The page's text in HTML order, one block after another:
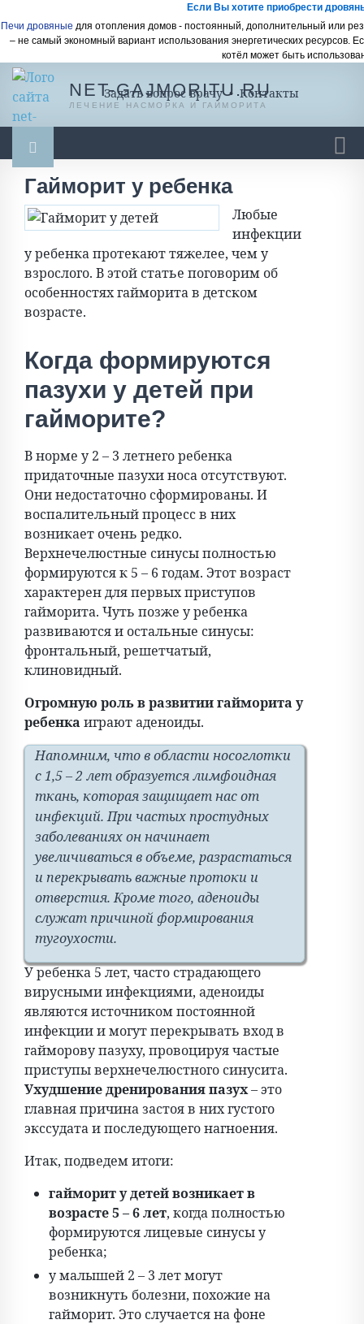
Если Вы хотите приобрести
Печи дровяные для отопления домов - постоянный, дополнительный или
– не самый экономный вариант использования энергетических ресурсов.
котёл может быть
NET-GAJMORITU.RU
ЛЕЧЕНИЕ НАСМОРКА И ГАЙМОРИТА
Задать вопрос врачу•Контакты
Гайморит Насморк Насморк у ребенка
Ингаляции Масло, мази, бальзамы
Промывание носа Спреи и капли Разное
Гайморит у ребенка
Любые
инфекции
у ребенка протекают тяжелее, чем у
взрослого. В этой статье поговорим об
особенностях гайморита в детском
возрасте.
Когда формируются
пазухи у детей при
гайморите?
В норме у 2 – 3 летнего ребенка
придаточные пазухи носа отсутствуют.
Они недостаточно сформированы. И
воспалительный процесс в них
возникает очень редко.
Верхнечелюстные синусы полностью
формируются к 5 – 6 годам. Этот возраст
характерен для первых приступов
гайморита. Чуть позже у ребенка
развиваются и остальные синусы:
фронтальный, решетчатый,
клиновидный.
Огромную роль в развитии гайморита у
ребенка играют аденоиды.
Напомним, что в области носоглотки
с 1,5 – 2 лет образуется лимфоидная
ткань, которая защищает нас от
инфекций. При частых простудных
заболеваниях он начинает
увеличиваться в объеме, разрастаться
и перекрывать важные протоки и
отверстия. Кроме того, аденоиды
служат причиной формирования
тугоухости.
У ребенка 5 лет, часто страдающего
вирусными инфекциями, аденоиды
являются источником постоянной
инфекции и могут перекрывать вход в
гайморову пазуху, провоцируя частые
приступы верхнечелюстного синусита.
Ухудшение дренирования пазух– это
главная причина застоя в них густого
экссудата и последующего нагноения.
Итак, подведем итоги:
гайморит у детей возникает в
возрасте 5 – 6 лет, когда полностью
формируются лицевые синусы у
ребенка;
у малышей 2 – 3 лет могут
возникнуть болезни, похожие на
гайморит. Это случается на фоне